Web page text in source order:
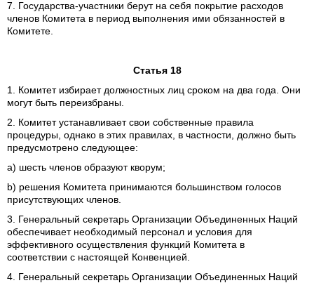
7. Государства-участники берут на себя покрытие расходов
членов Комитета в период выполнения ими обязанностей в
Комитете.
Статья 18
1. Комитет избирает должностных лиц сроком на два года. Они
могут быть переизбраны.
2. Комитет устанавливает свои собственные правила
процедуры, однако в этих правилах, в частности, должно быть
предусмотрено следующее:
а) шесть членов образуют кворум;
b) решения Комитета принимаются большинством голосов
присутствующих членов.
3. Генеральный секретарь Организации Объединенных Наций
обеспечивает необходимый персонал и условия для
эффективного осуществления функций Комитета в
соответствии с настоящей Конвенцией.
4. Генеральный секретарь Организации Объединенных Наций